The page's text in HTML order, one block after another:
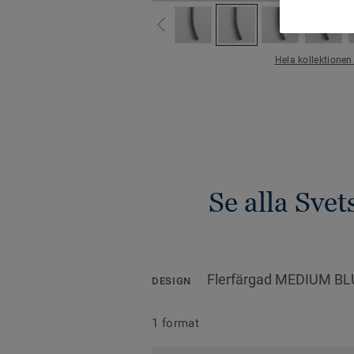
Hela
Se alla
DESIGN Flerfärgad MEDIUM
1 format